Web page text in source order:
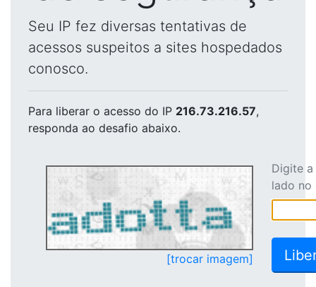
Seu IP fez diversas tentativas de
acessos suspeitos a sites hospedados
conosco.
Para liberar o acesso do IP 216.73.216.57,
responda ao desafio abaixo.
[trocar imagem]
Digite
lado no